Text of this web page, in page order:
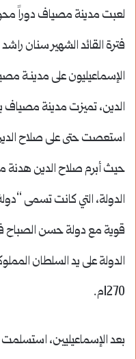
لعبت مدينة مصياف دوراً
فترة القائد الشهير سنان
الدين، تميزت مدينة مصياف
حيث أبرم صلاح الدين
الدولة، التي كانت تسمى
قوية مع دولة حسن
الدولة على يد السلطان
1270م.
بعد الإسماعيليين،